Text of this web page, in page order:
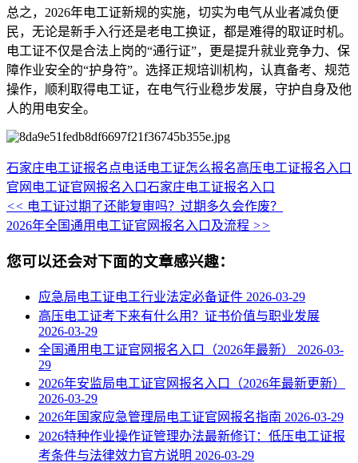
总之，2026年电工证新规的实施，切实为电气从业者减负便
民，无论是新手入行还是老电工换证，都是难得的取证时机。
电工证不仅是合法上岗的“通行证”，更是提升就业竞争力、保
障作业安全的“护身符”。选择正规培训机构，认真备考、规范
操作，顺利取得电工证，在电气行业稳步发展，守护自身及他
人的用电安全。
石家庄电工证报名点电话电工证怎么报名高压电工证报名入口
官网 电工证官网报名入口石家庄电工证报名入口
<< 电工证过期了还能复审吗？过期多久会作废？
2026年全国通用电工证官网报名入口及流程 >>
您可以还会对下面的文章感兴趣：
应急局电工证电工行业法定必备证件 2026-03-29
高压电工证考下来有什么用？证书价值与职业发展
2026-03-29
全国通用电工证官网报名入口（2026年最新） 2026-03-
29
2026年安监局电工证官网报名入口（2026年最新更新）
2026-03-29
2026年国家应急管理局电工证官网报名指南 2026-03-29
2026特种作业操作证管理办法最新修订：低压电工证报
考条件与法律效力官方说明 2026-03-29